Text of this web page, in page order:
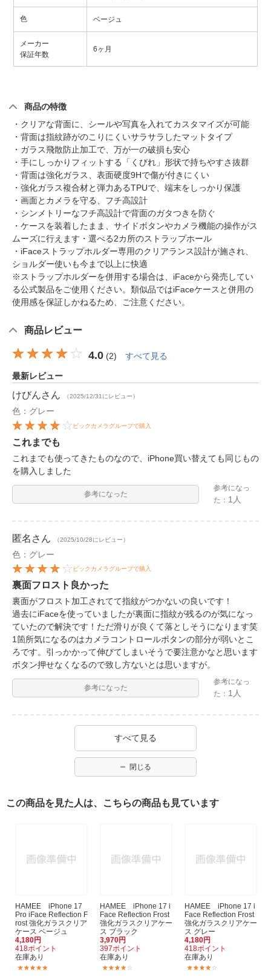
色 ベージュ
メーカー
保証年数
6ヶ月
商品の特徴
・クリアな背面に、シールや写真を入れてカスタマイズが可能
・背面は指紋跡がのこりにくいサラサラしたマットタイプ
・ガラス飛散防止加工で、万が一の破損も安心
・手にしっかりフィットする「くびれ」形状で持ちやすさ抜群
・背面は強化ガラス、表面硬度9Hで傷が付きにくい
・強化ガラス複合材と弾力あるTPUで、端末をしっかり保護
・画面とカメラを守る、フチ高設計
・シンメトリーなフチ高設計で背面のガタつきを防ぐ
・ケースを装着したまま、サイドボタンやカメラ機能の操作がス
ムーズに行えます・選べる2カ所のストラップホール
・iFaceストラップホルダー専用のクリアランス設計が施され、
ショルダー使いも今まで以上に快適
※ストラップホルダーを併用する場合は、iFaceから発売してい
る公式製品をご使用ください。類似品ではiFaceケースと併用の
使用感を保証しかねるため、ご注意ください。
商品レビュー
4.0 (2) すべて見る
最新レビュー
けびんさん （2025/12/31にレビュー）
色：グレー
ビックカメラグループで購入
これまでも
これまでも使ってきたものなので、iPhone買い替えても同じもの
を購入しました
参考になった
参考になっ
た： 1人
匿名 さん （2025/10/28にレビュー）
色：グレー
ビックカメラグループで購入
裏面フロスト良かった
裏面がフロスト加工されてて指紋がつかないの良いです！
過去にiFaceを使っていましたが裏面に指紋が残るのが気になっ
ていたので解決です！ただ滑りが良くて落としそうになります笑
1箇所気になるのはカメラコントロールボタンの部分が弱いとこ
ろです。引っかかって伸びてしまいそうで要注意かなと思います
ボタン押せなくなるので致し方ないとは思いますが。
参考になった
参考になっ
た： 1人
すべて見る
閉じる
この商品を見た人は、こちらの商品も見ています
HAMEE iPhone 17
Pro iFace Reflection F
rost 強化ガラスクリア
ケース ベージュ
4,180円
418ポイント
在庫あり
HAMEE iPhone 17 i
Face Reflection Frost
強化ガラスクリアケー
ス ブラック
3,970円
397ポイント
在庫あり
HAMEE iPhone 17 i
Face Reflection Frost
強化ガラスクリアケー
ス グレー
4,180円
418ポイント
在庫あり